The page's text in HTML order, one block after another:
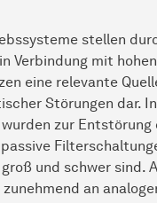
stellen
Verbindung mit hohen
eine relevante
Störungen dar.
zur Entstörung
und schwer sind.
an